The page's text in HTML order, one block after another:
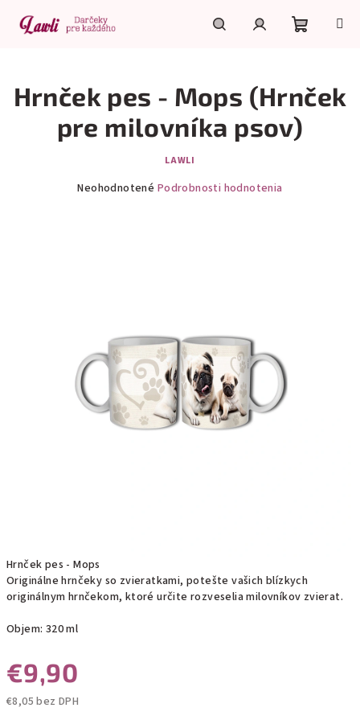
obsah
košík
Hrnček pes - Mops
Originálne hrnčeky so zvieratkami, potešte vašich blízkych
originálnym hrnčekom, ktoré určite rozveselia milovníkov zvierat.
Objem: 320 ml
€9,90
€8,05 bez DPH
Hrnček pes - Mops (Hrnček
pre milovníka psov)
LAWLI
Neohodnotené Podrobnosti hodnotenia